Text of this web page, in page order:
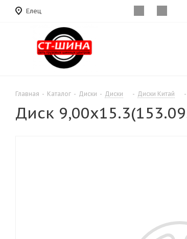
Елец
Главная - Каталог - Диски - Диски - Диски Китай -
Диск